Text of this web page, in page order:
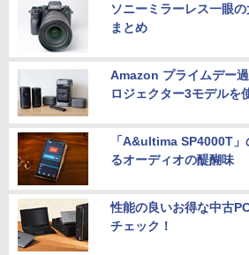
ソニーミラーレス一眼
まとめ
Amazon プライムデー
ロジェクター3モデルを
「A&ultima SP4000T
るオーディオの醍醐味
性能の良いお得な中古
チェック！